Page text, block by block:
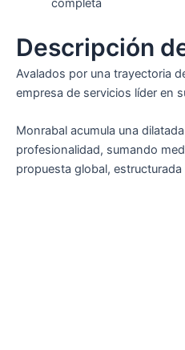
completa
Descripción
Avalados por una trayectoria
empresa de servicios líder en
Monrabal acumula una
profesionalidad, sumando
propuesta global,